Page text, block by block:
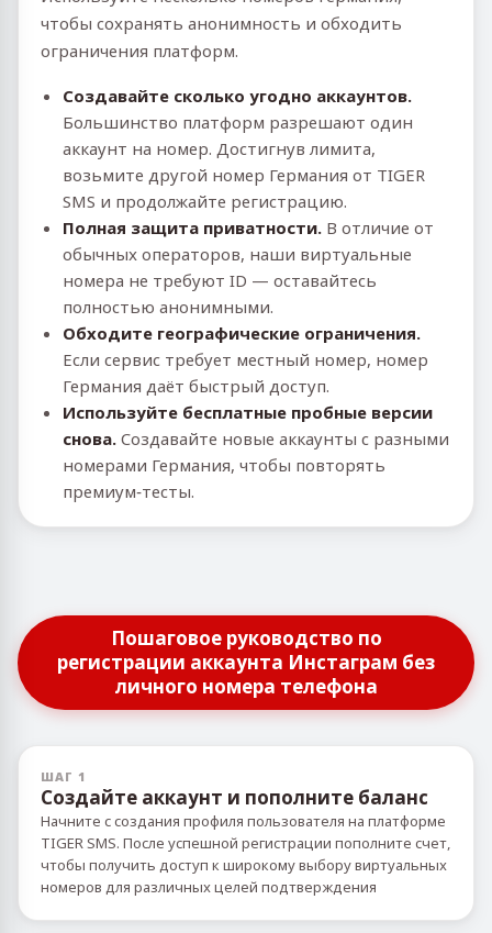
чтобы сохранять анонимность и обходить
ограничения платформ.
Создавайте сколько угодно аккаунтов.
Большинство платформ разрешают один
аккаунт на номер. Достигнув лимита,
возьмите другой номер Германия от TIGER
SMS и продолжайте регистрацию.
Полная защита приватности. В отличие от
обычных операторов, наши виртуальные
номера не требуют ID — оставайтесь
полностью анонимными.
Обходите географические ограничения.
Если сервис требует местный номер, номер
Германия даёт быстрый доступ.
Используйте бесплатные пробные версии
снова. Создавайте новые аккаунты с разными
номерами Германия, чтобы повторять
премиум‑тесты.
Пошаговое руководство по
регистрации аккаунта Инстаграм без
личного номера телефона
ШАГ 1
Создайте аккаунт и пополните баланс
Начните с создания профиля пользователя на платформе
TIGER SMS. После успешной регистрации пополните счет,
чтобы получить доступ к широкому выбору виртуальных
номеров для различных целей подтверждения